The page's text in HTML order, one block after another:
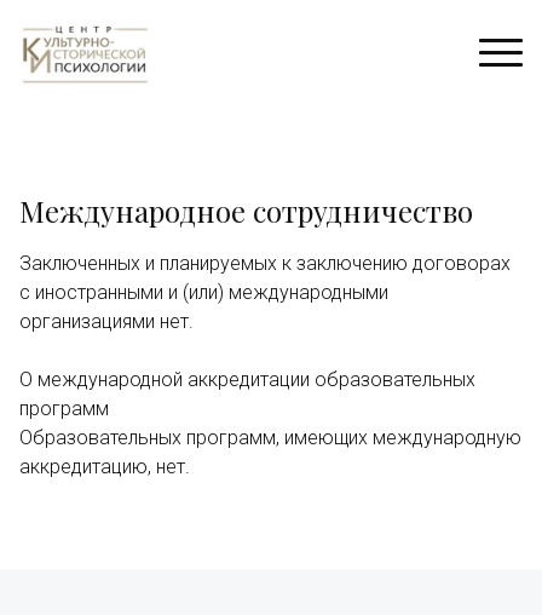
Международное сотрудничество
Заключенных и планируемых к заключению договорах
с иностранными и (или) международными
организациями нет.
О международной аккредитации образовательных
программ
Образовательных программ, имеющих международную
аккредитацию, нет.